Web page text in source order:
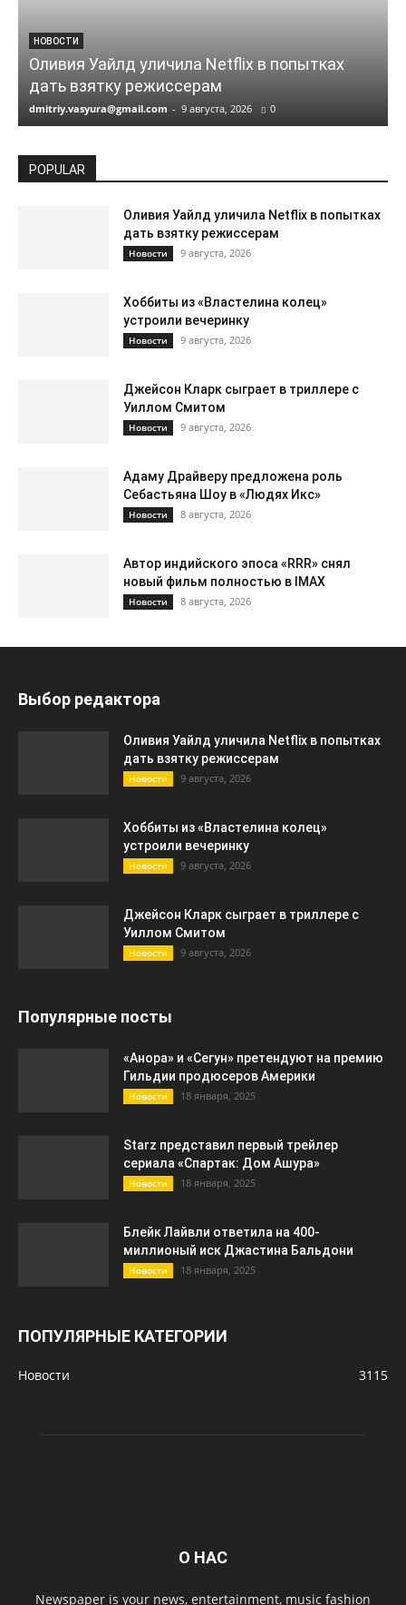
НОВОСТИ
Оливия Уайлд уличила Netflix в попытках
дать взятку режиссерам
dmitriy.vasyura@gmail.com - 9 августа, 2026 0
POPULAR
Оливия Уайлд уличила Netflix в попытках
дать взятку режиссерам
Новости 9 августа, 2026
Хоббиты из «Властелина колец»
устроили вечеринку
Новости 9 августа, 2026
Джейсон Кларк сыграет в триллере с
Уиллом Смитом
Новости 9 августа, 2026
Адаму Драйверу предложена роль
Себастьяна Шоу в «Людях Икс»
Новости 8 августа, 2026
Автор индийского эпоса «RRR» снял
новый фильм полностью в IMAX
Новости 8 августа, 2026
Выбор редактора
Оливия Уайлд уличила Netflix в попытках
дать взятку режиссерам
Новости 9 августа, 2026
Хоббиты из «Властелина колец»
устроили вечеринку
Новости 9 августа, 2026
Джейсон Кларк сыграет в триллере с
Уиллом Смитом
Новости 9 августа, 2026
Популярные посты
«Анора» и «Сегун» претендуют на премию
Гильдии продюсеров Америки
Новости 18 января, 2025
Starz представил первый трейлер
сериала «Спартак: Дом Ашура»
Новости 18 января, 2025
Блейк Лайвли ответила на 400-
миллионый иск Джастина Бальдони
Новости 18 января, 2025
ПОПУЛЯРНЫЕ КАТЕГОРИИ
Новости 3115
О НАС
Newspaper is your news, entertainment, music fashion